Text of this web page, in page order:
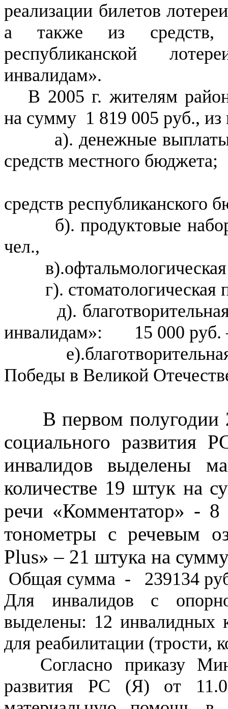
реализации билетов
а также из средств,
республиканской
инвалидам».
В 2005 г. жителям
на сумму 1 819 005 руб., из
а). денежные
средств местного бюджета;
средств республиканского
б). продуктовые
чел.,
г).
д). благотворительная
инвалидам»: 15 000 руб.
е).благотворительная
Победы в Великой
В первом полугодии
социального
инвалидов выделены
количестве 19 штук на
речи «Комментатор» -
тонометры с речевым
Plus» – 21 штука на
Общая сумма - 239134
Для инвалидов с
выделены: 12 инвалидных
для реабилитации (трости,
Согласно приказу
развития РС (Я) от